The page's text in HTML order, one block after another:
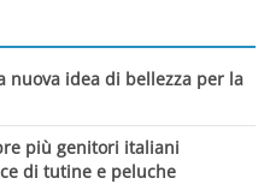
nuova idea di bellezza per la
più genitori italiani
di tutine e peluche